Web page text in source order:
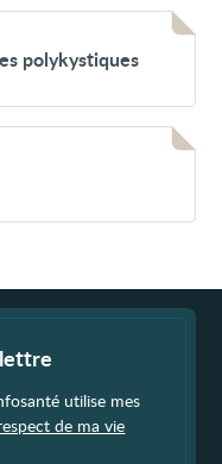
polykystiques
utilise mes
de ma vie